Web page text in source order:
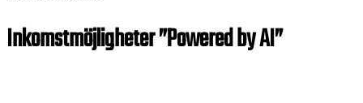
Inkomstmöjligheter ”Powered by AI”